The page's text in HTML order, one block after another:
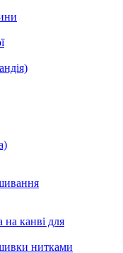
канві для
нитками